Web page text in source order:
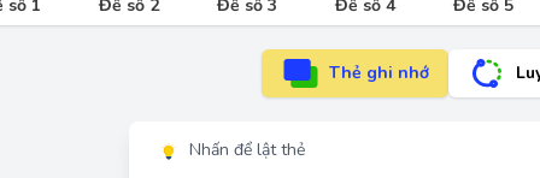
số 1 Đề số 2 Đề số 3 Đề số 4 Đề số 5
Thẻ ghi nhớ
Nhấn để lật thẻ